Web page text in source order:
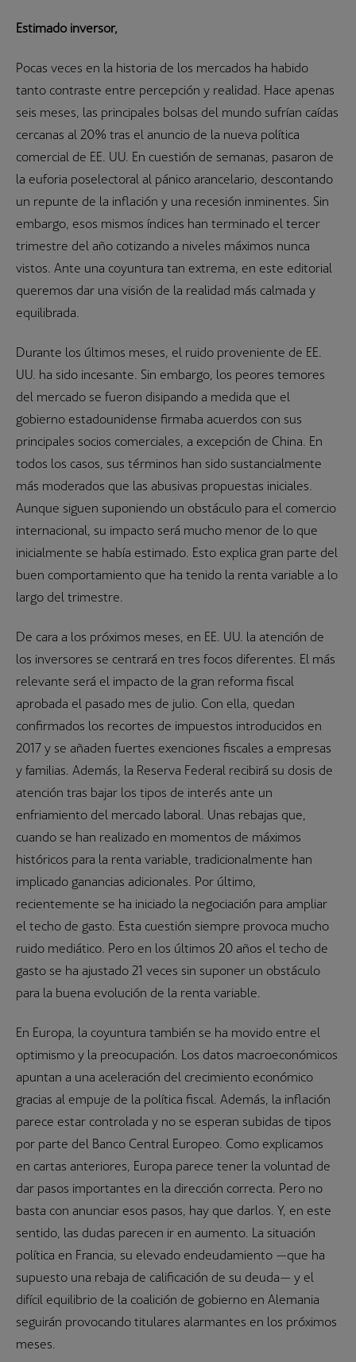
Estimado inversor,
Pocas veces en la historia de los mercados ha habido
tanto contraste entre percepción y realidad. Hace apenas
seis meses, las principales bolsas del mundo sufrían caídas
cercanas al 20% tras el anuncio de la nueva política
comercial de EE. UU. En cuestión de semanas, pasaron de
la euforia poselectoral al pánico arancelario, descontando
un repunte de la inflación y una recesión inminentes. Sin
embargo, esos mismos índices han terminado el tercer
trimestre del año cotizando a niveles máximos nunca
vistos. Ante una coyuntura tan extrema, en este editorial
queremos dar una visión de la realidad más calmada y
equilibrada.
Durante los últimos meses, el ruido proveniente de EE.
UU. ha sido incesante. Sin embargo, los peores temores
del mercado se fueron disipando a medida que el
gobierno estadounidense firmaba acuerdos con sus
principales socios comerciales, a excepción de China. En
todos los casos, sus términos han sido sustancialmente
más moderados que las abusivas propuestas iniciales.
Aunque siguen suponiendo un obstáculo para el comercio
internacional, su impacto será mucho menor de lo que
inicialmente se había estimado. Esto explica gran parte del
buen comportamiento que ha tenido la renta variable a lo
largo del trimestre.
De cara a los próximos meses, en EE. UU. la atención de
los inversores se centrará en tres focos diferentes. El más
relevante será el impacto de la gran reforma fiscal
aprobada el pasado mes de julio. Con ella, quedan
confirmados los recortes de impuestos introducidos en
2017 y se añaden fuertes exenciones fiscales a empresas
y familias. Además, la Reserva Federal recibirá su dosis de
atención tras bajar los tipos de interés ante un
enfriamiento del mercado laboral. Unas rebajas que,
cuando se han realizado en momentos de máximos
históricos para la renta variable, tradicionalmente han
implicado ganancias adicionales. Por último,
recientemente se ha iniciado la negociación para ampliar
el techo de gasto. Esta cuestión siempre provoca mucho
ruido mediático. Pero en los últimos 20 años el techo de
gasto se ha ajustado 21 veces sin suponer un obstáculo
para la buena evolución de la renta variable.
En Europa, la coyuntura también se ha movido entre el
optimismo y la preocupación. Los datos macroeconómicos
apuntan a una aceleración del crecimiento económico
gracias al empuje de la política fiscal. Además, la inflación
parece estar controlada y no se esperan subidas de tipos
por parte del Banco Central Europeo. Como explicamos
en cartas anteriores, Europa parece tener la voluntad de
dar pasos importantes en la dirección correcta. Pero no
basta con anunciar esos pasos, hay que darlos. Y, en este
sentido, las dudas parecen ir en aumento. La situación
política en Francia, su elevado endeudamiento —que ha
supuesto una rebaja de calificación de su deuda— y el
difícil equilibrio de la coalición de gobierno en Alemania
seguirán provocando titulares alarmantes en los próximos
meses.